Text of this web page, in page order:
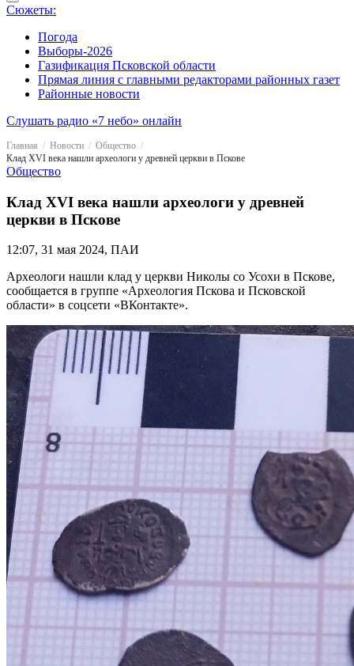
Сюжеты:
Погода
Выборы-2026
Газификация Псковской области
Прямая линия с главными редакторами районных газет
Районные новости
Слушать радио «7 небо» онлайн
Главная Новости
Общество
Клад XVI века нашли археологи у древней церкви в Пскове
Общество
Клад XVI века нашли археологи у древней
церкви в Пскове
12:07, 31 мая 2024, ПАИ
Археологи нашли клад у церкви Николы со Усохи в Пскове,
сообщается в группе «Археология Пскова и Псковской
области» в соцсети «ВКонтакте».